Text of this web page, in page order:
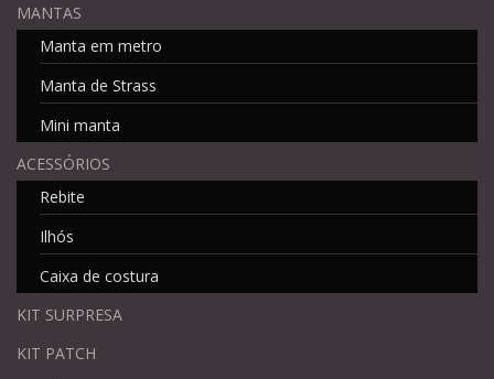
MANTAS
Manta em metro
Manta de Strass
Mini manta
ACESSÓRIOS
Rebite
Ilhós
Caixa de costura
KIT SURPRESA
KIT PATCH